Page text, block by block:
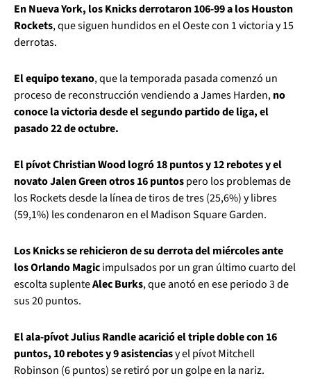
En Nueva York, los Knicks derrotaron 106-99 a los Houston
Rockets, que siguen hundidos en el Oeste con 1 victoria y 15
derrotas.
El equipo texano, que la temporada pasada comenzó un
proceso de reconstrucción vendiendo a James Harden,no
conoce la victoria desde el segundo partido de liga, el
pasado 22 de octubre.
El pívot Christian Wood logró 18 puntos y 12 rebotes y el
novato Jalen Green otros 16 puntospero los problemas de
los Rockets desde la línea de tiros de tres (25,6%) y libres
(59,1%) les condenaron en el Madison Square Garden.
Los Knicks se rehicieron de su derrota del miércoles ante
los Orlando Magicimpulsados por un gran último cuarto del
escolta suplenteAlec Burks, que anotó en ese periodo 3 de
sus 20 puntos.
El ala-pívot Julius Randle acarició el triple doble con 16
puntos, 10 rebotes y 9 asistenciasy el pívot Mitchell
Robinson (6 puntos) se retiró por un golpe en la nariz.